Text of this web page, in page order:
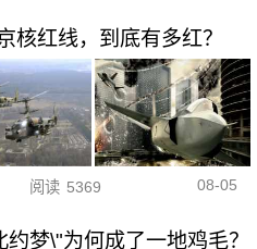
核红线，到底有多红？
阅读 5369 08-05
梦\"为何成了一地鸡毛？